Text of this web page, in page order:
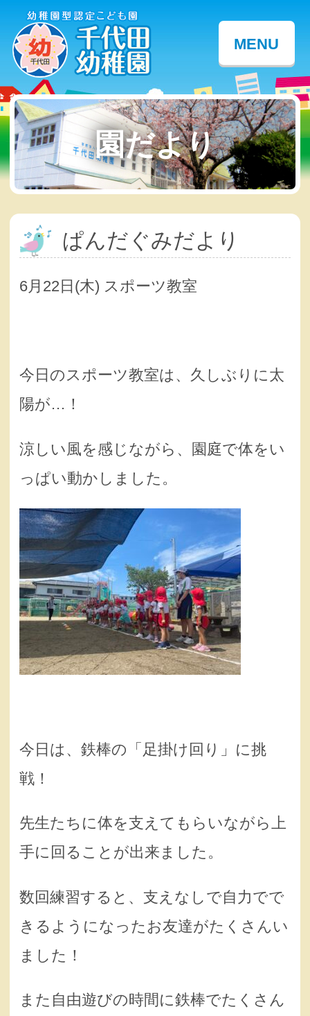
MENU
園だより
ぱんだぐみだより
6月22日(木) スポーツ教室
今日のスポーツ教室は、久しぶりに太
陽が…！
涼しい風を感じながら、園庭で体をい
っぱい動かしました。
今日は、鉄棒の「足掛け回り」に挑
戦！
先生たちに体を支えてもらいながら上
手に回ることが出来ました。
数回練習すると、支えなしで自力でで
きるようになったお友達がたくさんい
ました！
また自由遊びの時間に鉄棒でたくさん